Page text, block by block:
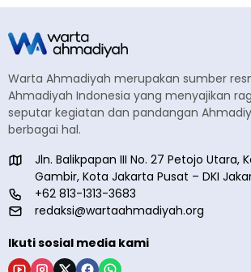
Warta Ahmadiyah merupakan sumber
Ahmadiyah Indonesia yang menyajikan
seputar kegiatan dan pandangan
berbagai hal.
Jln. Balikpapan III No. 27 Petojo Utara,
Gambir, Kota Jakarta Pusat – DKI
+62 813-1313-3683
redaksi@wartaahmadiyah.org
Ikuti sosial media kami